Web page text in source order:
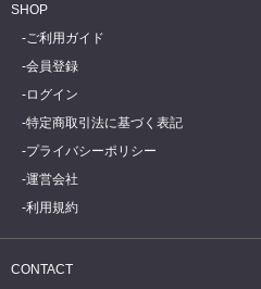
SHOP
ご利用ガイド
会員登録
ログイン
特定商取引法に基づく表記
プライバシーポリシー
運営会社
利用規約
CONTACT